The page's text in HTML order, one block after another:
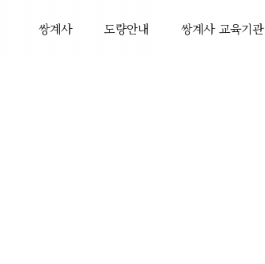
쌍계사 도량안내 쌍계사 교육기관